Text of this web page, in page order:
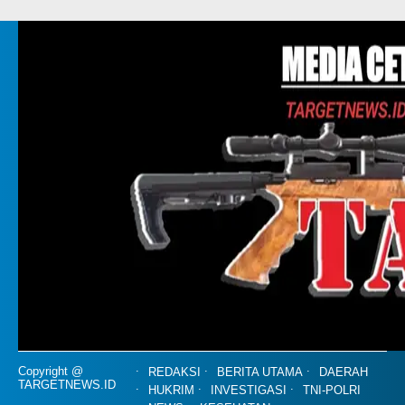
Copyright @
TARGETNEWS.ID
REDAKSI BERITA UTAMA
DAERAH
HUKRIM
INVESTIGASI
TNI-POLRI